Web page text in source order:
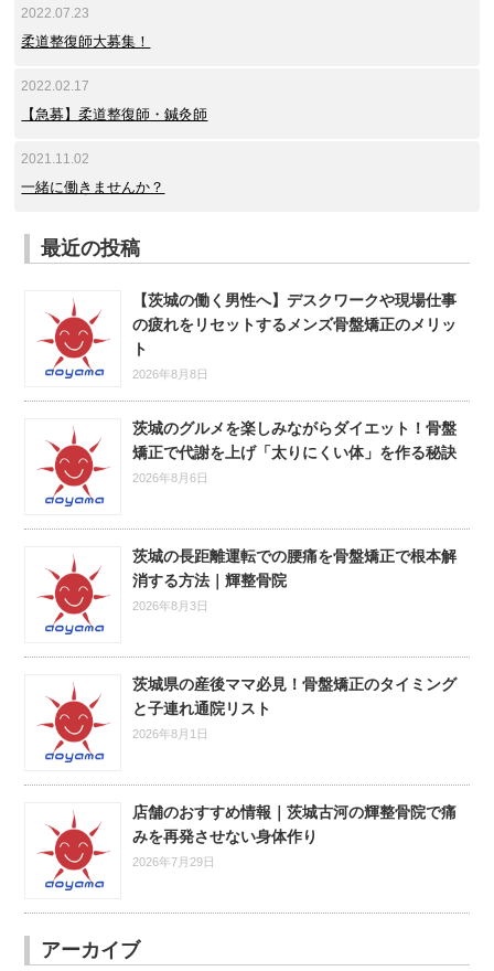
2022.07.23
柔道整復師大募集！
2022.02.17
【急募】柔道整復師・鍼灸師
2021.11.02
一緒に働きませんか？
最近の投稿
【茨城の働く男性へ】デスクワークや現場仕事
の疲れをリセットするメンズ骨盤矯正のメリッ
ト
2026年8月8日
茨城のグルメを楽しみながらダイエット！骨盤
矯正で代謝を上げ「太りにくい体」を作る秘訣
2026年8月6日
茨城の長距離運転での腰痛を骨盤矯正で根本解
消する方法｜輝整骨院
2026年8月3日
茨城県の産後ママ必見！骨盤矯正のタイミング
と子連れ通院リスト
2026年8月1日
店舗のおすすめ情報｜茨城古河の輝整骨院で痛
みを再発させない身体作り
2026年7月29日
アーカイブ